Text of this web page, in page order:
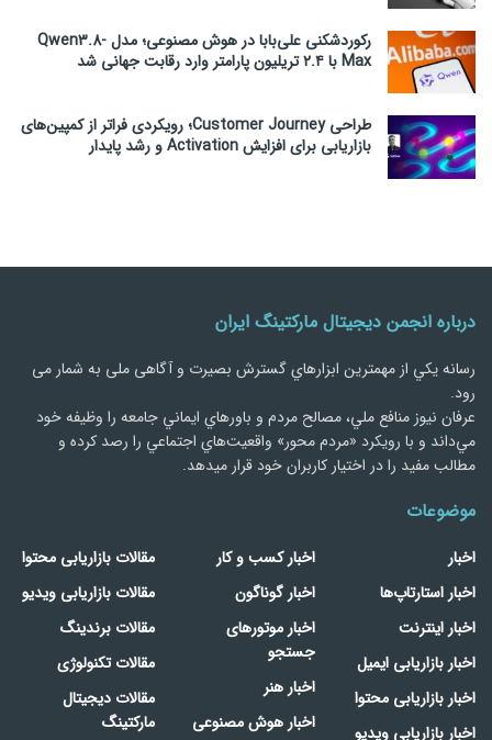
رکوردشکنی علی‌بابا در هوش مصنوعی؛ مدل Qwen3.8-
Max با ۲.۴ تریلیون پارامتر وارد رقابت جهانی شد
طراحی Customer Journey؛ رویکردی فراتر از کمپین‌های
بازاریابی برای افزایش Activation و رشد پایدار
درباره انجمن دیجیتال مارکتینگ ایران
رسانه يكي از مهمترین ابزارهاي گسترش بصیرت و آگاهی ملی به شمار می
رود.
عرفان نیوز منافع ملي، مصالح مردم و باورهاي ايماني جامعه را وظيفه خود
مي‌داند و با رويكرد «مردم‌ محور» واقعيت‌هاي اجتماعي را رصد کرده و
مطالب مفید را در اختیار کاربران خود قرار میدهد.
موضوعات
اخبار
اخبار استارتاپ‌ها
اخبار اینترنت
اخبار بازاریابی ایمیل
اخبار بازاریابی محتوا
اخبار بازاریابی ویدیو
اخبار کسب و کار
اخبار گوناگون
اخبار موتورهای
جستجو
اخبار هنر
اخبار هوش مصنوعی
مقالات بازاریابی محتوا
مقالات بازاریابی ویدیو
مقالات برندینگ
مقالات تکنولوژی
مقالات دیجیتال
مارکتینگ